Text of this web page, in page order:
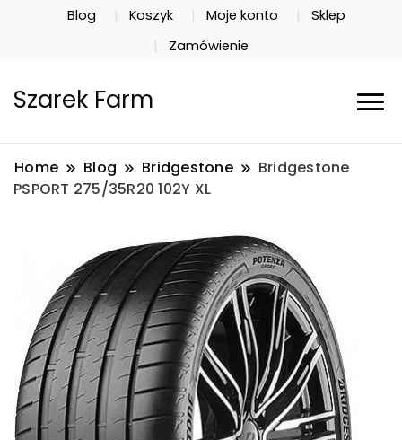
Blog Koszyk Moje konto
Sklep
Zamówienie
Szarek Farm
Home Blog Bridgestone
Bridgestone
PSPORT 275/35R20 102Y XL